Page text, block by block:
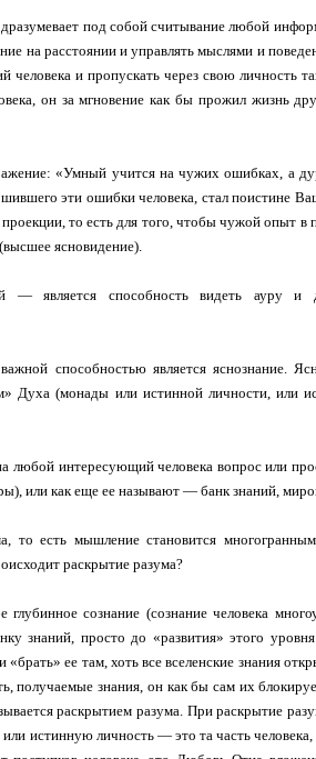
под собой считывание любой
на расстоянии и управлять мыслями и
человека и пропускать через свою личность
он за мгновение как бы прожил жизнь
«Умный учится на чужих ошибках, а
эти ошибки человека, стал поистине
проекции, то есть для того, чтобы чужой опыт
ясновидение).
— является способность видеть ауру и
способностью является яснознание.
Духа (монады или истинной личности, или
любой интересующий человека вопрос или
или как еще ее называют — банк знаний,
то есть мышление становится
раскрытие разума?
глубинное сознание (сознание человека
знаний, просто до «развития» этого
ее там, хоть все вселенские знания
получаемые знания, он как бы сам их
раскрытием разума. При раскрытие
истинную личность — это та часть